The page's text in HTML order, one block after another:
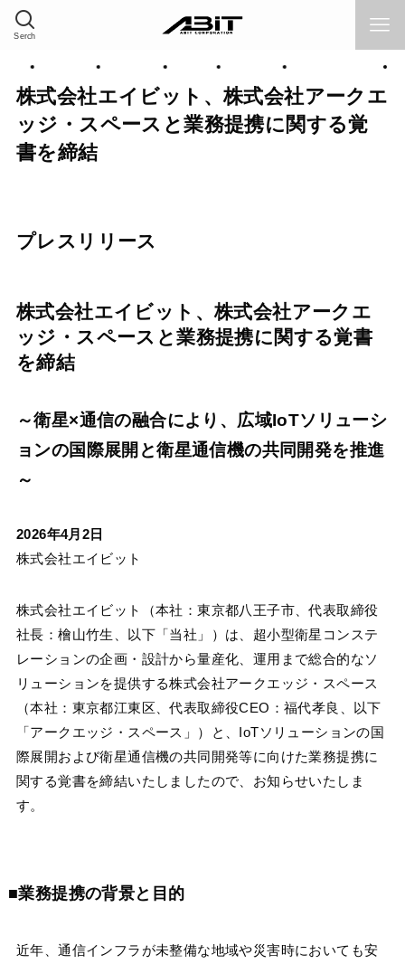
Serch
情報 採用情報 サポート Home 企業情報 ソリューション
株式会社エイビット、株式会社アークエ
ッジ・スペースと業務提携に関する覚
書を締結
プレスリリース
株式会社エイビット、株式会社アークエ
ッジ・スペースと業務提携に関する覚書
を締結
～衛星×通信の融合により、広域IoTソリューシ
ョンの国際展開と衛星通信機の共同開発を推進
～
2026年4月2日
株式会社エイビット
株式会社エイビット（本社：東京都八王子市、代表取締役
社長：檜山竹生、以下「当社」）は、超小型衛星コンステ
レーションの企画・設計から量産化、運用まで総合的なソ
リューションを提供する株式会社アークエッジ・スペース
（本社：東京都江東区、代表取締役CEO：福代孝良、以下
「アークエッジ・スペース」）と、IoTソリューションの国
際展開および衛星通信機の共同開発等に向けた業務提携に
関する覚書を締結いたしましたので、お知らせいたしま
す。
■業務提携の背景と目的
近年、通信インフラが未整備な地域や災害時においても安